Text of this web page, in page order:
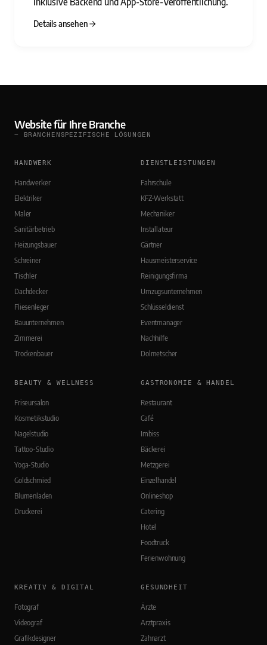
Details ansehen
Website für Ihre Branche
— BRANCHENSPEZIFISCHE LÖSUNGEN
HANDWERK
Handwerker
Elektriker
Maler
Sanitärbetrieb
Heizungsbauer
Schreiner
Tischler
Dachdecker
Fliesenleger
Bauunternehmen
Zimmerei
Trockenbauer
DIENSTLEISTUNGEN
Fahrschule
KFZ-Werkstatt
Mechaniker
Installateur
Gärtner
Hausmeisterservice
Reinigungsfirma
Umzugsunternehmen
Schlüsseldienst
Eventmanager
Nachhilfe
Dolmetscher
BEAUTY & WELLNESS
Friseursalon
Kosmetikstudio
Nagelstudio
Tattoo-Studio
Yoga-Studio
Goldschmied
Blumenladen
Druckerei
GASTRONOMIE & HANDEL
Restaurant
Café
Imbiss
Bäckerei
Metzgerei
Einzelhandel
Onlineshop
Catering
Hotel
Foodtruck
Ferienwohnung
KREATIV & DIGITAL
Fotograf
Videograf
Grafikdesigner
GESUNDHEIT
Ärzte
Arztpraxis
Zahnarzt